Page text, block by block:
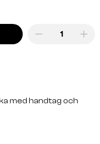
med handtag och